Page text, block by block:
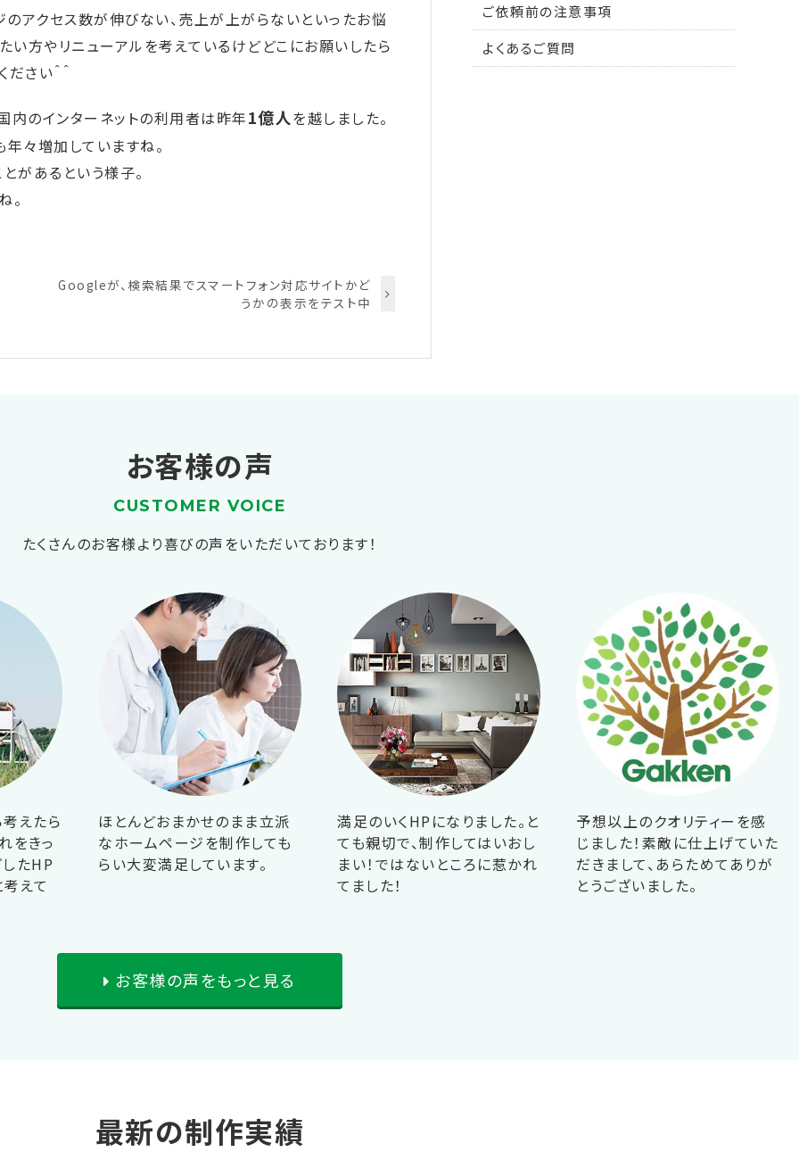
アクセス数が伸びない、売上が上がらないといったお悩
い方やリニューアルを考えているけどどこにお願いしたら
さい＾＾
内のインターネットの利用者は昨年1億人を越しました。
々増加していますね。
があるという様子。
。
Googleが、検索結果でスマートフォン対応サイトかど
うかの表示をテスト中
ご依頼前の注意事項
よくあるご質問
お客様の声
CUSTOMER VOICE
たくさんのお客様より喜びの声をいただいております！
えたら
をきっ
たHP
えて
ほとんどおまかせのまま立派
なホームページを制作しても
らい大変満足しています。
満足のいくHPになりました。と
ても親切で、制作してはいおし
まい！ではないところに惹かれ
てました！
予想以上のクオリティーを感
じました！素敵に仕上げていた
だきまして、あらためてありが
とうございました。
お客様の声をもっと見る
最新の制作実績